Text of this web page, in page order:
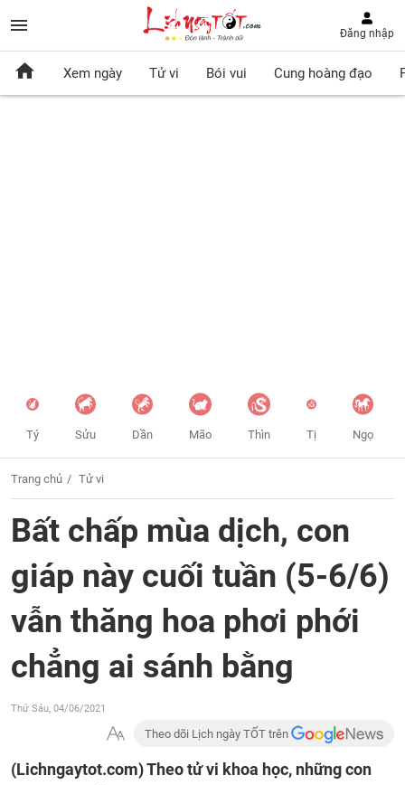
Đăng nhập
Xem ngày Tử vi Bói vui Cung hoàng đạo
Tý Sửu Dần Mão Thìn Tị Ngọ
Trang chủ Tử vi
Bất chấp mùa dịch, con
giáp này cuối tuần (5-6/6)
vẫn thăng hoa phơi phới
chẳng ai sánh bằng
Thứ Sáu, 04/06/2021
Theo dõi Lịch ngày TỐT trên
(Lichngaytot.com)Theo tử vi khoa học, những con